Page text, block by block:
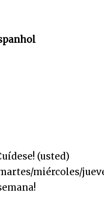
(usted)
miércoles/